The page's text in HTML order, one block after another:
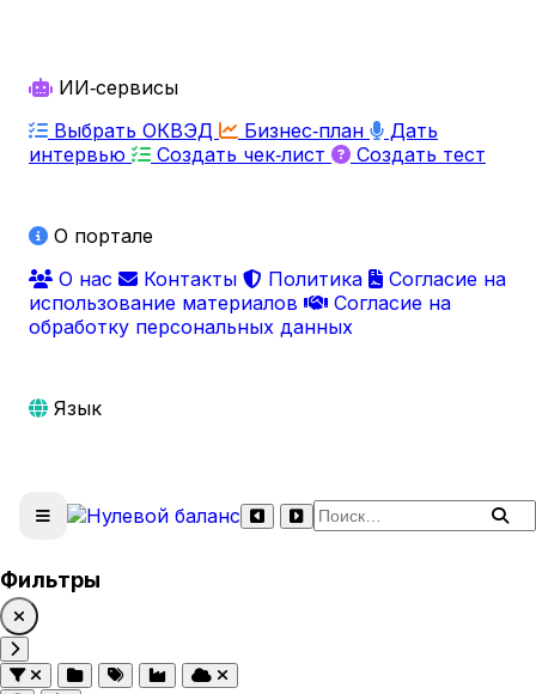
ИИ‑сервисы
Выбрать ОКВЭД
Бизнес‑план
Дать
интервью
Создать чек‑лист Создать тест
О портале
О нас
Контакты Политика
Согласие на
использование материалов
Согласие на
обработку персональных данных
Язык
Поиск по сайту
Фильтры